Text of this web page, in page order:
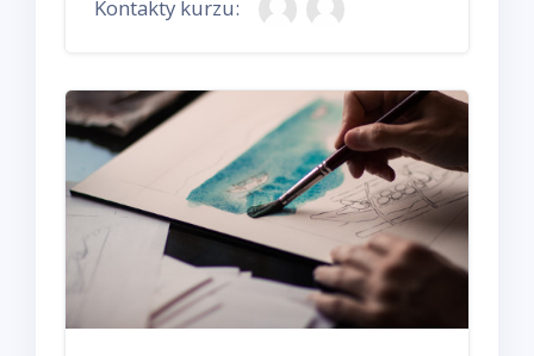
Kontakty kurzu: